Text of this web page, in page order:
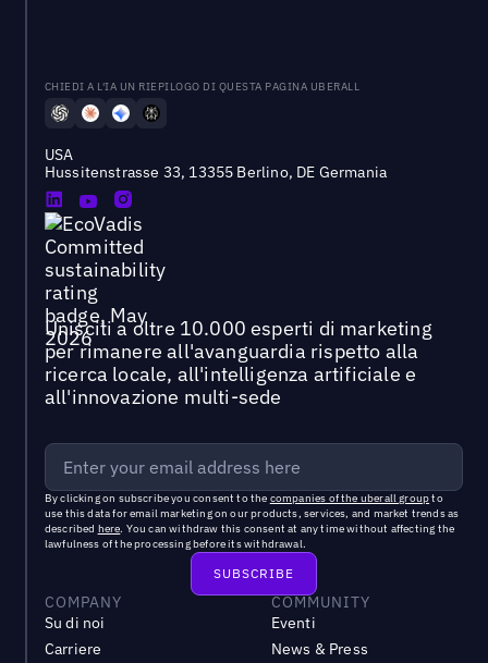
CHIEDI A L'IA UN RIEPILOGO DI QUESTA PAGINA UBERALL
USA
Hussitenstrasse 33, 13355 Berlino, DE Germania
Unisciti a oltre 10.000 esperti di marketing
per rimanere all'avanguardia rispetto alla
ricerca locale, all'intelligenza artificiale e
all'innovazione multi-sede
By clicking on subscribe you consent to the companies of the uberall groupto
use this data for email marketing on our products, services, and market trends as
described here. You can withdraw this consent at any time without affecting the
lawfulness of the processing before its withdrawal.
COMPANY
Su di noi
Carriere
COMMUNITY
Eventi
News & Press